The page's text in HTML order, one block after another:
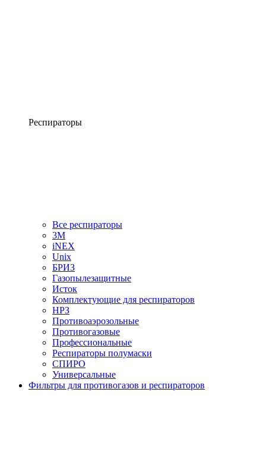
Респираторы
Все респираторы
3М
iNEX
Unix
БРИЗ
Газопылезащитные
Исток
Комплектующие для респираторов
НРЗ
Противоаэрозольные
Противогазовые
Профессиональные
Респираторы полумаски
СПИРО
Универсальные
Фильтры для противогазов и респираторов